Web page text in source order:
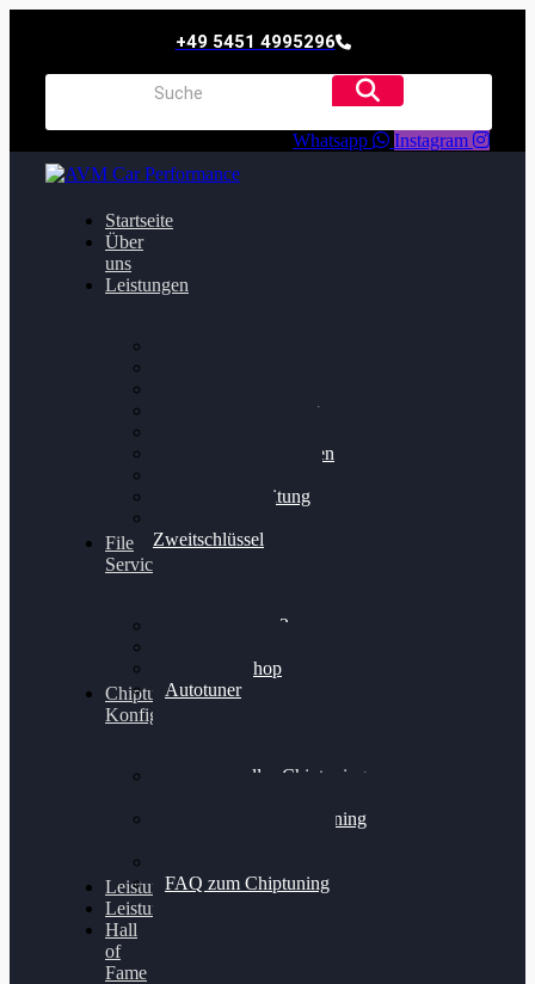
+49 5451 4995296
Whatsapp Instagram
Startseite
Über
uns
Leistungen
Getriebeoptimierung
Bremsscheiben planen
Felgenaufbereitung
Zweitschlüssel
File
Service
Alientech Kess3
Alientech Shop
Autotuner
Chiptuning
Konfigurator
Professionelles Chiptuning
Professionelles Chiptuning
FAQ zum Chiptuning
Leistungsmessung
Leistungsprüfstand
Hall
of
Fame